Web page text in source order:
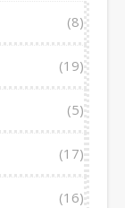
(8)
(19)
(5)
(17)
(16)